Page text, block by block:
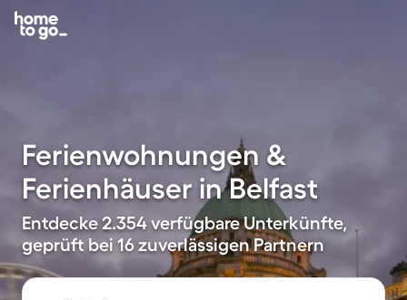
Ferienwohnungen &
Ferienhäuser in Belfast
Entdecke 2.354 verfügbare Unterkünfte,
geprüft bei 16 zuverlässigen Partnern